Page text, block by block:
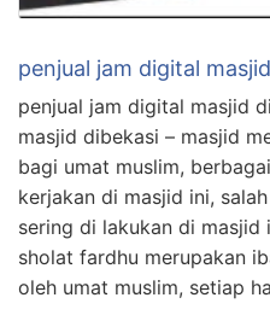
penjual jam digital
penjual jam digital masjid
masjid dibekasi – masjid
bagi umat muslim,
kerjakan di masjid ini,
sering di lakukan di masjid
sholat fardhu merupakan
oleh umat muslim, setiap